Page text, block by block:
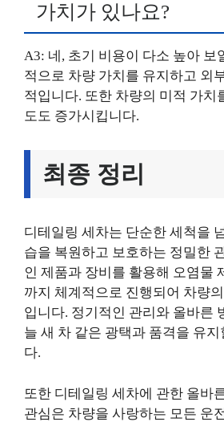
가치가 있나요?
A3: 네, 초기 비용이 다소 높아 보
적으로 차량 가치를 유지하고 외
적입니다. 또한 차량의 미적 가치
도도 증가시킵니다.
최종 정리
디테일링 세차는 단순한 세척을
습을 복원하고 보호하는 정밀한
인 제품과 장비를 활용해 오염물
까지 체계적으로 진행되어 차량
입니다. 정기적인 관리와 올바른
늘 새 차 같은 광택과 품격을 유지
다.
또한 디테일링 세차에 관한 올바
관심은 차량을 사랑하는 모든 운